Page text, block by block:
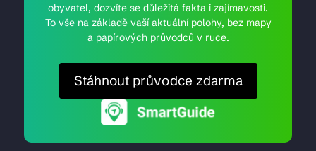
obyvatel, dozvíte se důležitá fakta i zajímavosti.
To vše na základě vaší aktuální polohy, bez mapy
a papírových průvodců v ruce.
Stáhnout průvodce zdarma